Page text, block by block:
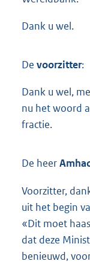
Dank u wel.
De voorzitter:
Dank u wel,
nu het woord
fractie.
De heer
Voorzitter,
uit het begin
«Dit moet
dat deze
benieuwd,